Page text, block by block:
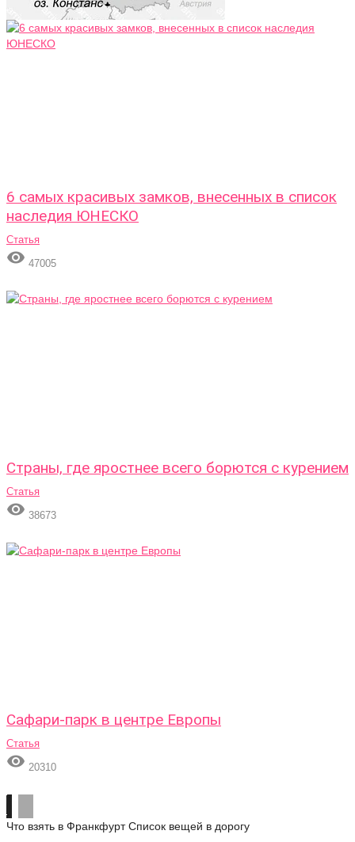
6 самых красивых замков, внесенных в список
наследия ЮНЕСКО
Статья
 47005
Страны, где яростнее всего борются с курением
Статья
 38673
Сафари-парк в центре Европы
Статья
 20310
Что взять в Франкфурт Список вещей в дорогу